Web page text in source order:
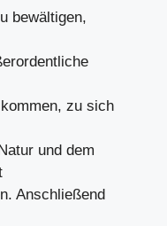
bewältigen,
zu sich
und dem
Anschließend